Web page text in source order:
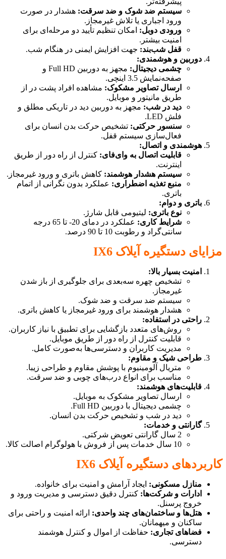
سیستم ضد شوک و ضد سرقت: هشدار در صورت
ورود اجباری یا تلاش غیرمجاز.
ورودی دوبل: امکان تنظیم تأیید دو مرحله‌ای برای
امنیت بیشتر.
قفل شب‌بند: جهت افزایش ایمنی در هنگام شب.
دوربین و هوشمندی:
چشمی دیجیتال:
مجهز به دوربین Full HD و
صفحه‌نمایش 3.5 اینچی.
ارسال تصاویر مشکوک: مشاهده افراد پشت در از
طریق مانیتور و موبایل.
دید در شب: مجهز به دوربین دید در تاریکی مطلق و
فلش LED.
سنسور حرکتی: تشخیص حرکت بدن انسان برای
فعال‌سازی سیستم قفل.
هوشمندی و اتصال:
قابلیت اتصال به وای‌فای: کنترل از راه دور از طریق
اینترنت.
سیستم هشدار هوشمند: کاهش باتری و ورود غیرمجاز.
منبع تغذیه اضطراری: عملکرد بدون نگرانی از اتمام
باتری.
باتری و دوام:
نوع باتری: لیتیومی قابل شارژ.
شرایط کاری:
عملکرد در دمای 20- تا 65 درجه
سانتی‌گراد و رطوبت 10 تا 90 درصد.
مزایای دستگیره آیلاک IX6
امنیت بسیار بالا:
تشخیص چهره سه‌بعدی برای جلوگیری از باز شدن
غیرمجاز.
سیستم ضد سرقت و ضد شوک.
هشدار هوشمند برای ورود غیرمجاز یا کاهش باتری.
راحتی در استفاده:
روش‌های متعدد بازگشایی برای تطبیق با نیاز کاربران.
قابلیت کنترل از راه دور از طریق موبایل.
مدیریت کاربران و دسترسی‌ها به‌صورت کامل.
طراحی شیک و مقاوم:
متریال آلومینیوم با پوشش مقاوم و طراحی زیبا.
مناسب برای انواع درب‌های چوبی و ضد سرقت.
قابلیت‌های هوشمند:
ارسال تصاویر مشکوک به موبایل.
چشمی دیجیتال با دوربین Full HD.
دید در شب و تشخیص حرکت بدن انسان.
گارانتی و خدمات:
2 سال گارانتی تعویض شرکتی.
10 سال خدمات پس از فروش با هولوگرام اصالت کالا.
کاربردهای دستگیره آیلاک IX6
منازل مسکونی: ایجاد آرامش و امنیت برای خانواده.
ادارات و شرکت‌ها: کنترل دقیق دسترسی و مدیریت ورود و
خروج پرسنل.
هتل‌ها و ساختمان‌های چند واحدی: ارائه امنیت و راحتی برای
ساکنان و میهمانان.
فضاهای تجاری: حفاظت از اموال و کنترل هوشمند
دسترسی.